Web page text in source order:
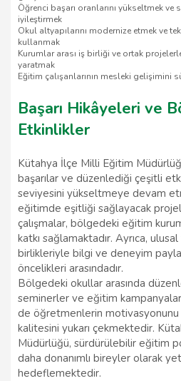
Öğrenci başarı oranlarını yükseltmek ve
iyileştirmek
Okul altyapılarını modernize etmek ve
kullanmak
Kurumlar arası iş birliği ve ortak
yaratmak
Eğitim çalışanlarının mesleki gelişimini
Başarı Hikâyeleri ve
Etkinlikler
Kütahya İlçe Milli Eğitim
başarılar ve düzenlediği çeşitli
seviyesini yükseltmeye devam
eğitimde eşitliği sağlayacak
çalışmalar, bölgedeki eğitim
katkı sağlamaktadır. Ayrıca,
birlikleriyle bilgi ve deneyim
öncelikleri arasındadır.
Bölgedeki okullar arasında
seminerler ve eğitim
de öğretmenlerin
kalitesini yukarı çekmektedir.
Müdürlüğü, sürdürülebilir eğitim
daha donanımlı bireyler olarak
hedeflemektedir.